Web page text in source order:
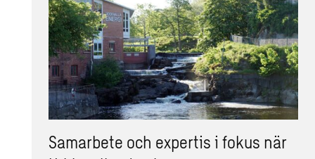
Samarbete och expertis i fokus när